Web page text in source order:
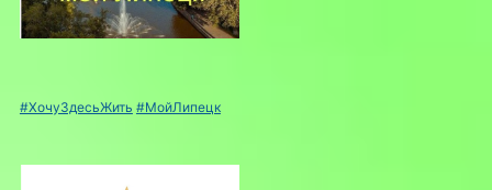
#ХочуЗдесьЖить #МойЛипецк